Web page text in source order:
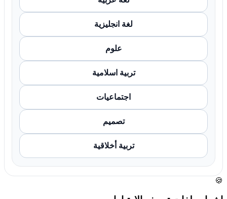
لغة انجليزية
علوم
تربية اسلامية
اجتماعيات
تصميم
تربية أخلاقية
🍪